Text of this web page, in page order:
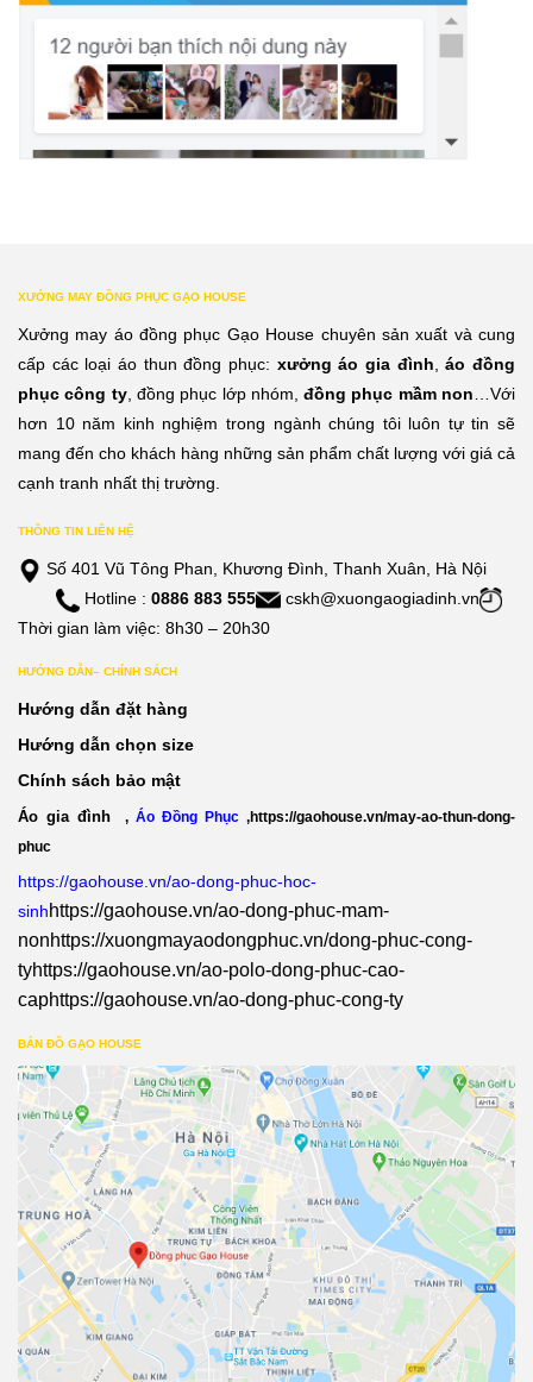
XƯỞNG MAY ĐỒNG PHỤC GẠO HOUSE
Xưởng may áo đồng phục Gạo House chuyên sản xuất và cung
cấp các loại áo thun đồng phục: xưởng áo gia đình ,áo đồng
phục công ty, đồng phục lớp nhóm,đồng phục mầm non …Với
hơn 10 năm kinh nghiệm trong ngành chúng tôi luôn tự tin sẽ
mang đến cho khách hàng những sản phẩm chất lượng với giá cả
cạnh tranh nhất thị trường.
THÔNG TIN LIÊN HỆ
Số 401 Vũ Tông Phan, Khương Đình, Thanh Xuân, Hà Nội
Hotline : 0886 883 555
cskh@xuongaogiadinh.vn
Thời gian làm việc: 8h30 – 20h30
HƯỚNG DẪN– CHÍNH SÁCH
Hướng dẫn đặt hàng
Hướng dẫn chọn size
Chính sách bảo mật
Áo gia đình , Áo Đồng Phục ,https://gaohouse.vn/may-ao-thun-dong-
phuc
https://gaohouse.vn/ao-dong-phuc-hoc-
sinhhttps://gaohouse.vn/ao-dong-phuc-mam-
nonhttps://xuongmayaodongphuc.vn/dong-phuc-cong-
tyhttps://gaohouse.vn/ao-polo-dong-phuc-cao-
caphttps://gaohouse.vn/ao-dong-phuc-cong-ty
BẢN ĐỒ GẠO HOUSE